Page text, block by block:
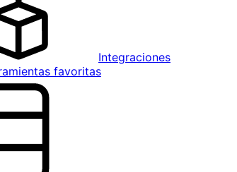
Integraciones
favoritas